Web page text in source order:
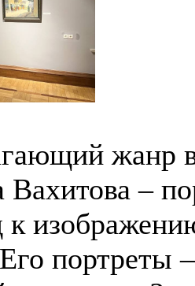
жанр
Вахитова –
к
портреты